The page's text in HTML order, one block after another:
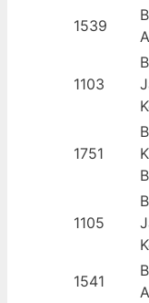
1539
1103
1751
1105
1541